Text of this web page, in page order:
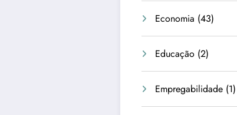
Economia (43)
Educação (2)
Empregabilidade (1)